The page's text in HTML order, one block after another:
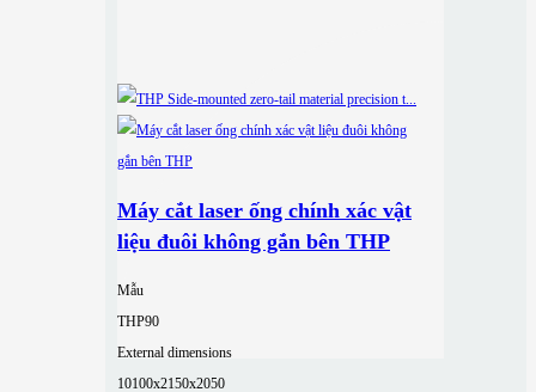
Máy cắt laser ống chính xác vật
liệu đuôi không gắn bên THP
Mẫu
THP90
External dimensions
10100x2150x2050